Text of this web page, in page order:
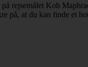
rejsemålet Koh
på, at du kan finde et